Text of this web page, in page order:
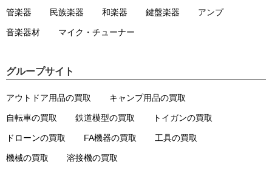
管楽器 民族楽器 和楽器 鍵盤楽器 アンプ
音楽器材 マイク・チューナー
グループサイト
アウトドア用品の買取 キャンプ用品の買取
自転車の買取 鉄道模型の買取 トイガンの買取
ドローンの買取 FA機器の買取 工具の買取
機械の買取 溶接機の買取